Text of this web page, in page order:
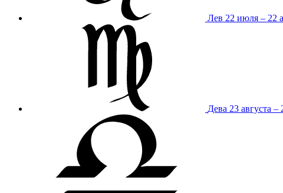
Лев 22 июля – 22
Дева 23 августа –